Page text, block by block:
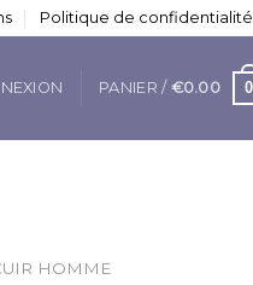
Politique de confidentialité
PANIER / €0.00 0
HOMME